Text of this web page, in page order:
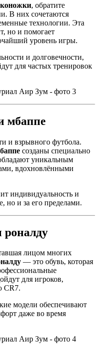
, обратите
В них сочетаются
технологии. Эта
но и помогает
уровень игры.
и долговечности,
для частых тренировок
мбаппе
и взрывного футбола.
созданы специально
уникальным
вдохновлёнными
индивидуальность и
но и за его пределами.
роналду
лицом многих
— это обувь, которая
для игроков,
CR7.
модели обеспечивают
даже во время